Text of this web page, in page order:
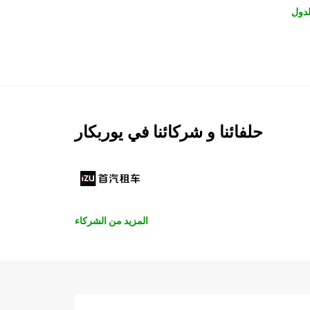
حلفائنا و شركائنا في يوربكار
المزيد من الشركاء